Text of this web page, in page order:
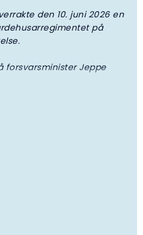
den 10. juni 2026 en
på
forsvarsminister Jeppe